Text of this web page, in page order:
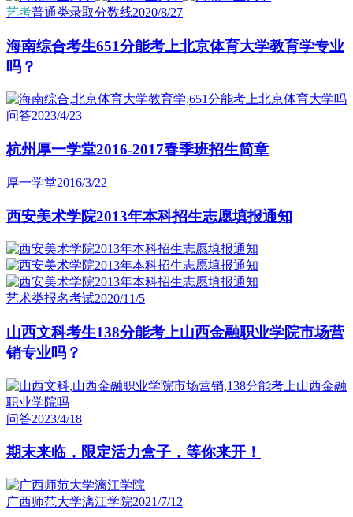
艺考普通类录取分数线2020/8/27
海南综合考生651分能考上北京体育大学教育学专业
吗？
问答2023/4/23
杭州厚一学堂2016-2017春季班招生简章
厚一学堂2016/3/22
西安美术学院2013年本科招生志愿填报通知
艺术类报名考试2020/11/5
山西文科考生138分能考上山西金融职业学院市场营
销专业吗？
问答2023/4/18
期末来临，限定活力盒子，等你来开！
广西师范大学漓江学院2021/7/12